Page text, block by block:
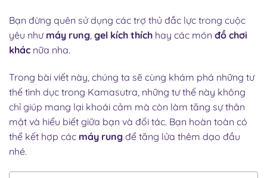
Bạn đừng quên sử dụng các trợ thủ đắc lực trong cuộc
yêu như máy rung, gel kích thích hay các món đồ chơi
khác nữa nha.
Trong bài viết này, chúng ta sẽ cùng khám phá những tư
thế tình dục trong Kamasutra, những tư thế này không
chỉ giúp mang lại khoái cảm mà còn làm tăng sự thân
mật và hiểu biết giữa bạn và đối tác. Bạn hoàn toàn có
thể kết hợp các máy rung để tăng lửa thêm dạo đầu
nhé.